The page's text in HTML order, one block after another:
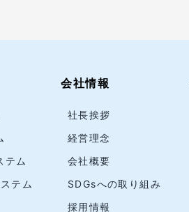
テム
テム
会社情報
社長挨拶
経営理念
会社概要
SDGsへの取り組み
採用情報